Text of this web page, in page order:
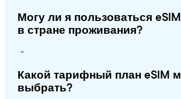
Могу ли я пользоваться
в стране проживания?
Какой тарифный план eSIM
выбрать?